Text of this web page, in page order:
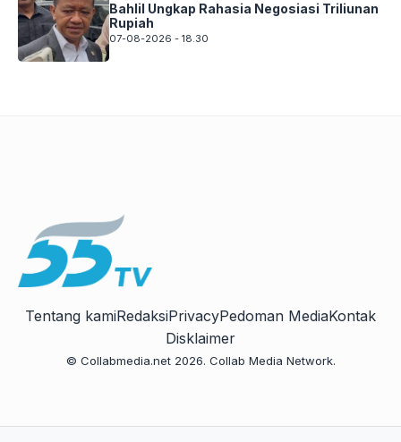
Bahlil Ungkap Rahasia Negosiasi Triliunan
Rupiah
07-08-2026 - 18.30
Tentang kamiRedaksiPrivacyPedoman MediaKontak
Disklaimer
© Collabmedia.net 2026. Collab Media Network.